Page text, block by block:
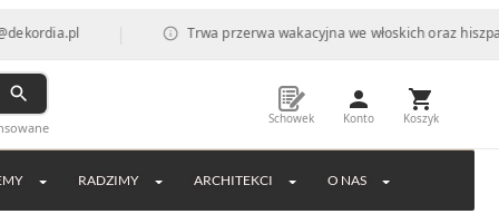
| Trwa przerwa wakacyjna we włoskich oraz hiszpańskich
Schowek Konto Koszyk
RADZIMY ARCHITEKCI O NAS